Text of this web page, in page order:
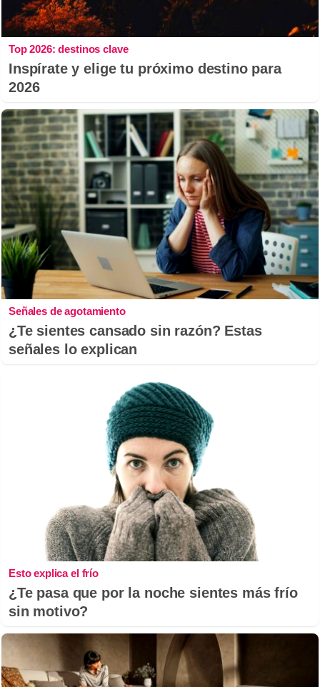
Top 2026: destinos clave
Inspírate y elige tu próximo destino para
2026
Señales de agotamiento
¿Te sientes cansado sin razón? Estas
señales lo explican
Esto explica el frío
¿Te pasa que por la noche sientes más frío
sin motivo?